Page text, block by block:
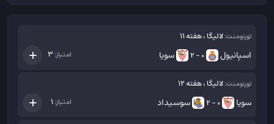
تورنومنت:لالیگا ، هفته 11
اسپانیول 0 - 2 سویا امتیاز: 3
تورنومنت:لالیگا ، هفته 12
سویا 0 - 2 سوسیداد امتیاز:1